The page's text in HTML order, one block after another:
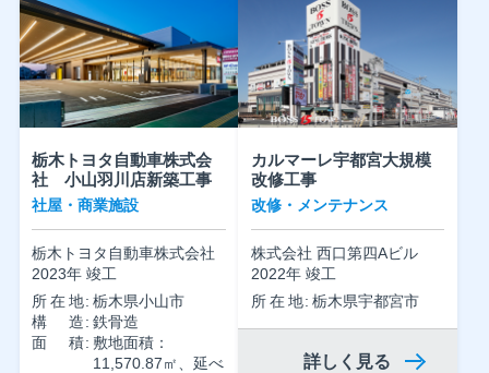
栃木トヨタ自動車株式会
社 小山羽川店新築工事
社屋・商業施設
栃木トヨタ自動車株式会社
2023年 竣工
所在地 栃木県小山市
構造 鉄骨造
面積 敷地面積：
11,570.87㎡、延べ
カルマーレ宇都宮大規模
改修工事
改修・メンテナンス
株式会社 西口第四Aビル
2022年 竣工
所在地 栃木県宇都宮市
詳しく見る